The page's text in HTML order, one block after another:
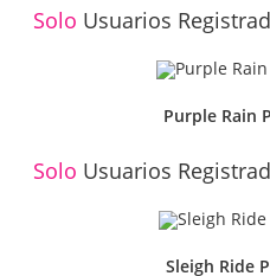
Solo Usuarios
Purple Rain
Solo Usuarios
Sleigh Ride